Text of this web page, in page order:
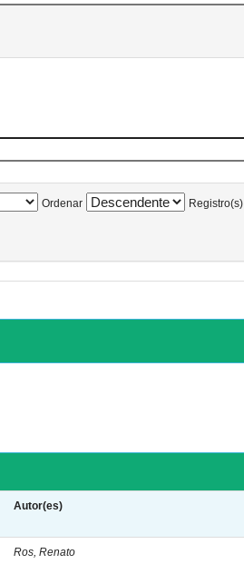
Ordenar Registro(s)
Autor(es)
Ros, Renato